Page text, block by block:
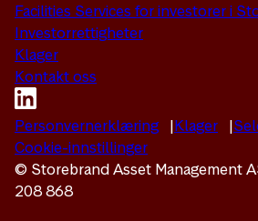
Facilities Services for investorer i
Investorrettigheter
Klager
Kontakt oss
Personvernerklæring Klager
Cookie-innstillinger
© Storebrand Asset Management
208 868